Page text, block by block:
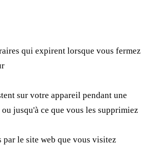
qui expirent lorsque vous fermez
sur votre appareil pendant une
jusqu'à ce que vous les supprimiez
le site web que vous visitez